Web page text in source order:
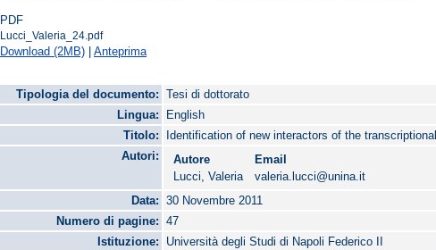
PDF
Lucci_Valeria_24.pdf
Download (2MB) |Anteprima
Tipologia del documento:
Tesi di dottorato
Lingua:
English
Titolo:
Identification of new interactors of the
Autori:
Autore
Email
Lucci, Valeria
valeria.lucci@unina.it
Data:
30 Novembre 2011
Numero di pagine:
47
Istituzione:
Università degli Studi di Napoli Federico II